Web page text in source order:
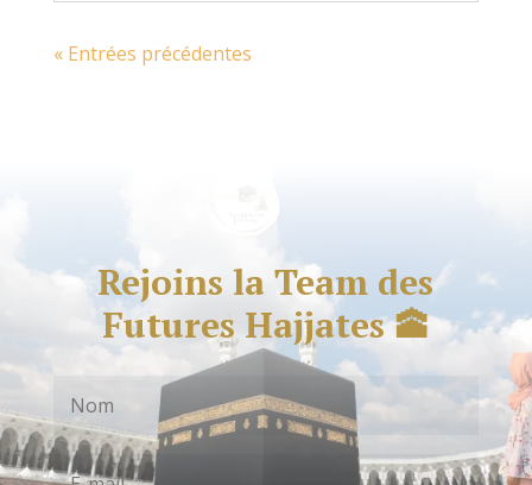
« Entrées précédentes
Rejoins la Team des
Futures Hajjates 🕋